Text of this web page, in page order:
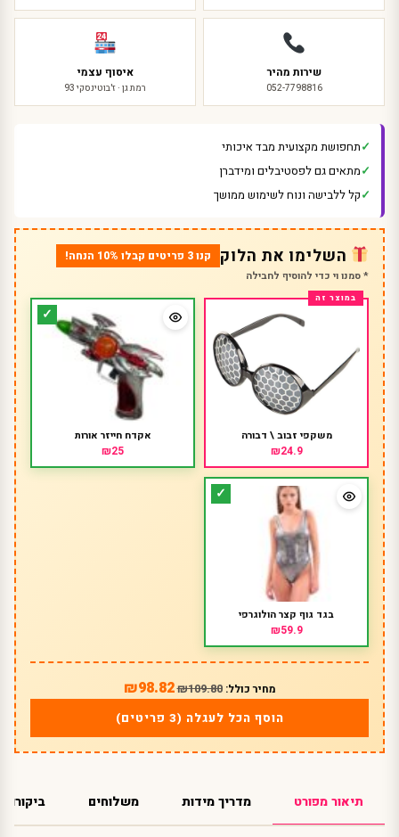
שירות מהיר
052-7798816
איסוף עצמי
רמת גן · ז'בוטינסקי 93
תחפושת מקצועית מבד איכותי
מתאים גם לפסטיבלים ומידברן
קל ללבישה ונוח לשימוש ממושך
השלימו את הלוק קנו 3 פריטים קבלו 10% הנחה!
* סמנו וי כדי להוסיף לחבילה
משקפי זבוב \ דבורה
₪24.9
אקדח חייזר אורות
₪25
בגד גוף קצר הולוגרפי
₪59.9
מחיר כולל:₪109.80
₪98.82
הוסף הכל לעגלה (3 פריטים)
תיאור מפורט מדריך מידות משלוחים ביקורות